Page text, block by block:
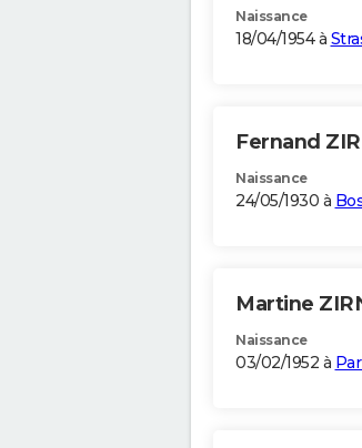
Naissance
18/04/1954 à
Fernand
Naissance
24/05/1930 à
Martine
Naissance
03/02/1952 à